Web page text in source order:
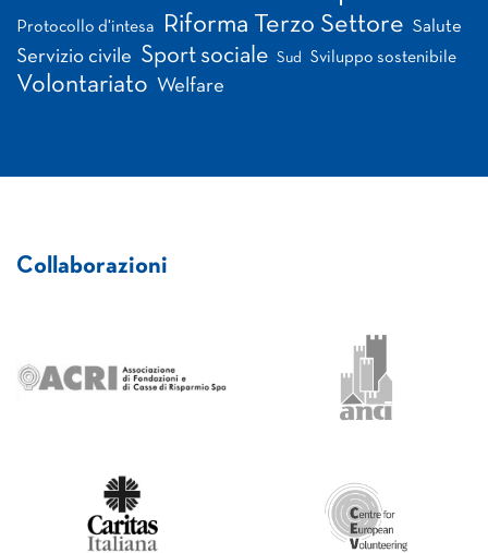
Protocollo d'intesa Riforma Terzo Settore Salute
Servizio civile Sport sociale Sud Sviluppo sostenibile
Volontariato Welfare
Collaborazioni